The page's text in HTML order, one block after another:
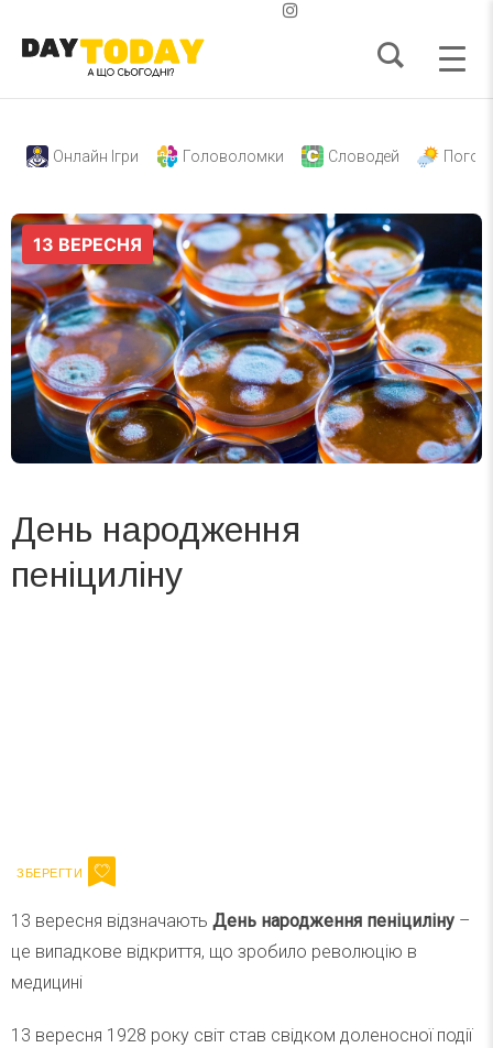
Онлайн Ігри Головоломки Словодей
День народження
пеніциліну
13 вересня відзначають День народження пеніциліну –
це випадкове відкриття, що зробило революцію в
медицині
13 вересня 1928 року світ став свідком доленосної події